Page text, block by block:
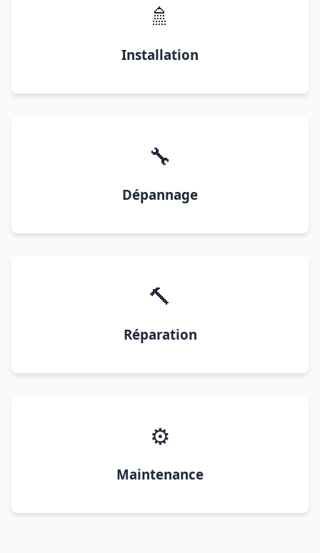
🚿
Installation
🔧
Dépannage
🔨
Réparation
⚙️
Maintenance